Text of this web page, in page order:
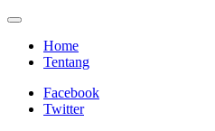
Home
Tentang
Facebook
Twitter